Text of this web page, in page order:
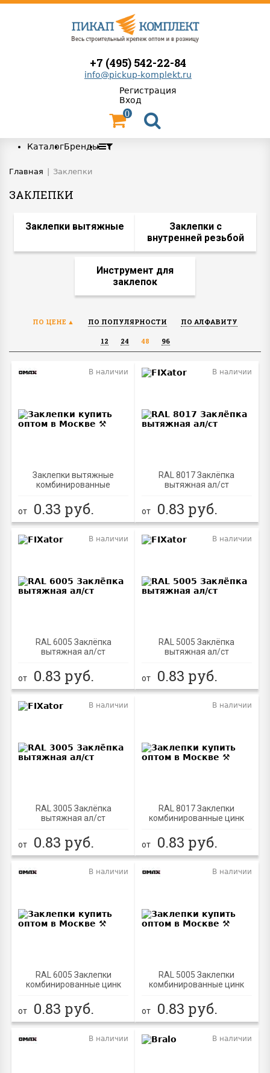
+7 (495) 542-22-84
info@pickup-komplekt.ru
Регистрация
Вход
0
КаталогБренды
Главная Заклепки
ЗАКЛЕПКИ
Заклепки вытяжные
Заклепки с
внутренней резьбой
Инструмент для
заклепок
ПО ЦЕНЕ ПО ПОПУЛЯРНОСТИ ПО АЛФАВИТУ
12 24 48 96
Заклепки вытяжные
комбинированные
В наличии
от 0.33 руб.
RAL 8017 Заклёпка
вытяжная ал/ст
В наличии
от 0.83 руб.
RAL 6005 Заклёпка
вытяжная ал/ст
В наличии
от 0.83 руб.
RAL 5005 Заклёпка
вытяжная ал/ст
В наличии
от 0.83 руб.
RAL 3005 Заклёпка
вытяжная ал/ст
В наличии
от 0.83 руб.
RAL 8017 Заклепки
комбинированные цинк
В наличии
от 0.83 руб.
RAL 6005 Заклепки
комбинированные цинк
В наличии
от 0.83 руб.
RAL 5005 Заклепки
комбинированные цинк
В наличии
от 0.83 руб.
В наличии В наличии